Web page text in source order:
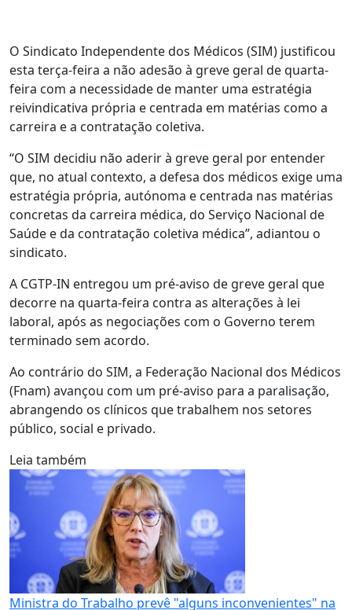
O Sindicato Independente dos Médicos (SIM) justificou
esta terça-feira a não adesão à greve geral de quarta-
feira com a necessidade de manter uma estratégia
reivindicativa própria e centrada em matérias como a
carreira e a contratação coletiva.
“O SIM decidiu não aderir à greve geral por entender
que, no atual contexto, a defesa dos médicos exige uma
estratégia própria, autónoma e centrada nas matérias
concretas da carreira médica, do Serviço Nacional de
Saúde e da contratação coletiva médica”, adiantou o
sindicato.
A CGTP-IN entregou um pré-aviso de greve geral que
decorre na quarta-feira contra as alterações à lei
laboral, após as negociações com o Governo terem
terminado sem acordo.
Ao contrário do SIM, a Federação Nacional dos Médicos
(Fnam) avançou com um pré-aviso para a paralisação,
abrangendo os clínicos que trabalhem nos setores
público, social e privado.
Leia também
Ministra do Trabalho prevê "alguns inconvenientes" na